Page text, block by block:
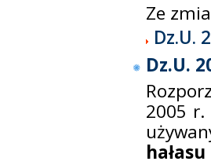
Ze
Dz.U.
Dz.U.
2005
hałasu